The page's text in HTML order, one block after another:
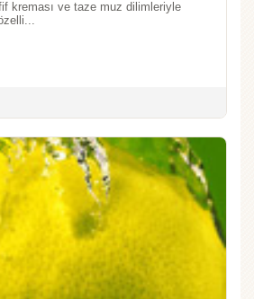
kreması ve taze muz dilimleriyle